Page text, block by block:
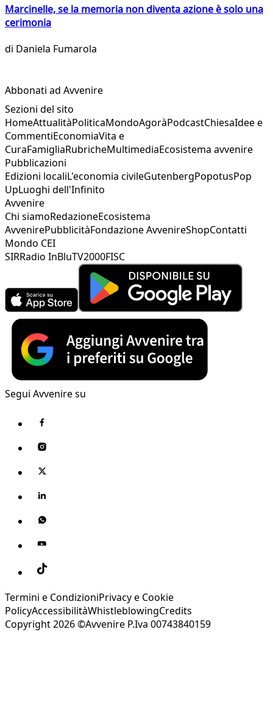
Marcinelle, se la memoria non diventa azione è solo una
cerimonia
di Daniela Fumarola
Abbonati ad Avvenire
Sezioni del sito
HomeAttualitàPoliticaMondoAgoràPodcastChiesaIdee e
CommentiEconomiaVita e
CuraFamigliaRubricheMultimediaEcosistema avvenire
Pubblicazioni
Edizioni localiL'economia civileGutenbergPopotusPop
UpLuoghi dell'Infinito
Avvenire
Chi siamoRedazioneEcosistema
AvvenirePubblicitàFondazione AvvenireShopContatti
Mondo CEI
SIRRadio InBluTV2000FISC
Segui Avvenire su
Termini e CondizioniPrivacy e Cookie
PolicyAccessibilitàWhistleblowingCredits
Copyright 2026 ©Avvenire P.Iva 00743840159